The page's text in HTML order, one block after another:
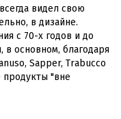
видел свою
в дизайне.
с 70-х годов и до
в основном, благодаря
Sapper, Trabucco
"вне